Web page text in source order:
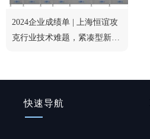
2024企业成绩单 | 上海恒谊攻
克行业技术难题，紧凑型新品
快速导航